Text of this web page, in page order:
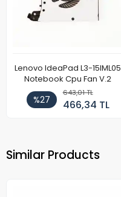
Lenovo IdeaPad L3-15IML05
Notebook Cpu Fan V.2
%27
643,01 TL
466,34 TL
Similar Products